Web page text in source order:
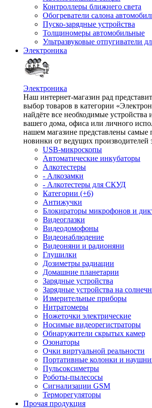
Контроллеры ближнего света
Обогреватели салона
Пуско-зарядные устройства
Толщиномеры автомобильные
Ультразвуковые отпугиватели
Электроника
Электроника
Наш интернет-магазин рад
выбор товаров в категории
найдёте все необходимые устройства
вашего дома, офиса или личного
нашем магазине представлены самые
новинки от ведущих производителей
USB-микроскопы
Автоматические инкубаторы
Алкотестеры
- Алкозамки
- Алкотестеры для СКУД
Категории (+6)
Антижучки
Блокираторы микрофонов и
Видеоглазки
Видеодомофоны
Видеонаблюдение
Видеоняни и радионяни
Глушилки
Дозиметры радиации
Домашние планетарии
Зарядные устройства
Зарядные устройства на
Измерительные приборы
Нитратомеры
Ножеточки электрические
Носимые видеорегистраторы
Обнаружители скрытых камер
Озонаторы
Очки виртуальной реальности
Портативные колонки и
Пульсоксиметры
Роботы-пылесосы
Сигнализации GSM
Терморегуляторы
Прочая продукция